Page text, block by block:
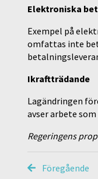
Elektroniska
Exempel på
omfattas inte
Ikraftträdande
Lagändringen
avser arbete
Regeringens
Föregående